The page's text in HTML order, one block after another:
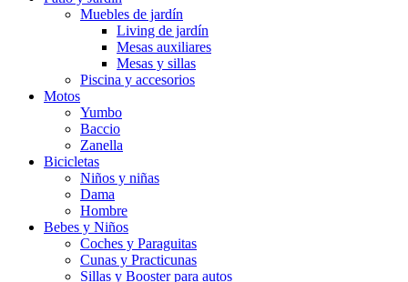
Muebles de jardín
Living de jardín
Mesas auxiliares
Mesas y sillas
Piscina y accesorios
Motos
Yumbo
Baccio
Zanella
Bicicletas
Niños y niñas
Dama
Hombre
Bebes y Niños
Coches y Paraguitas
Cunas y Practicunas
Sillas y Booster para autos